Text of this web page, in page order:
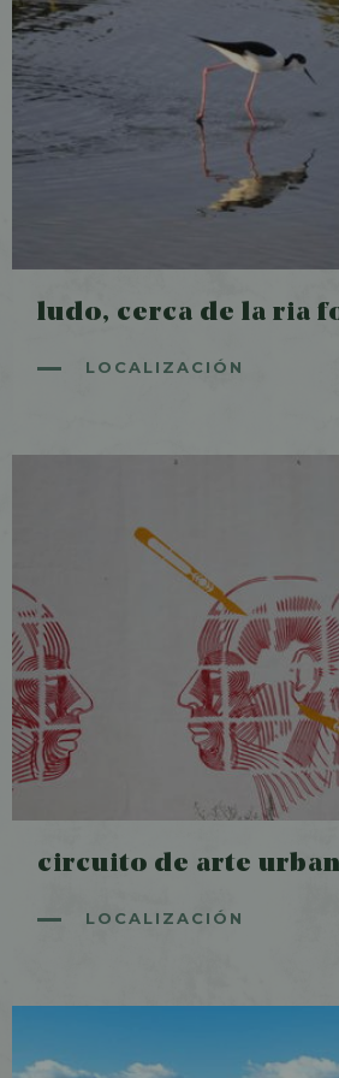
ludo, cerca de la ria
LOCALIZACIÓN
circuito de arte
LOCALIZACIÓN